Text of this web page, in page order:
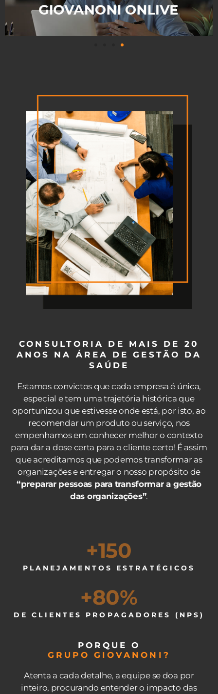
CONSULTORIA DE MAIS DE 20
ANOS NA ÁREA DE GESTÃO DA
SAÚDE
Estamos convictos que cada empresa é única,
especial e tem uma trajetória histórica que
oportunizou que estivesse onde está, por isto, ao
recomendar um produto ou serviço, nos
empenhamos em conhecer melhor o contexto
para dar a dose certa para o cliente certo! É assim
que acreditamos que podemos transformar as
organizações e entregar o nosso propósito de
“preparar pessoas para transformar a gestão
das organizações”.
+150
PLANEJAMENTOS ESTRATÉGICOS
+80%
DE CLIENTES PROPAGADORES (NPS)
PORQUE O
GRUPO GIOVANONI?
Atenta a cada detalhe, a equipe se doa por
inteiro, procurando entender o impacto das